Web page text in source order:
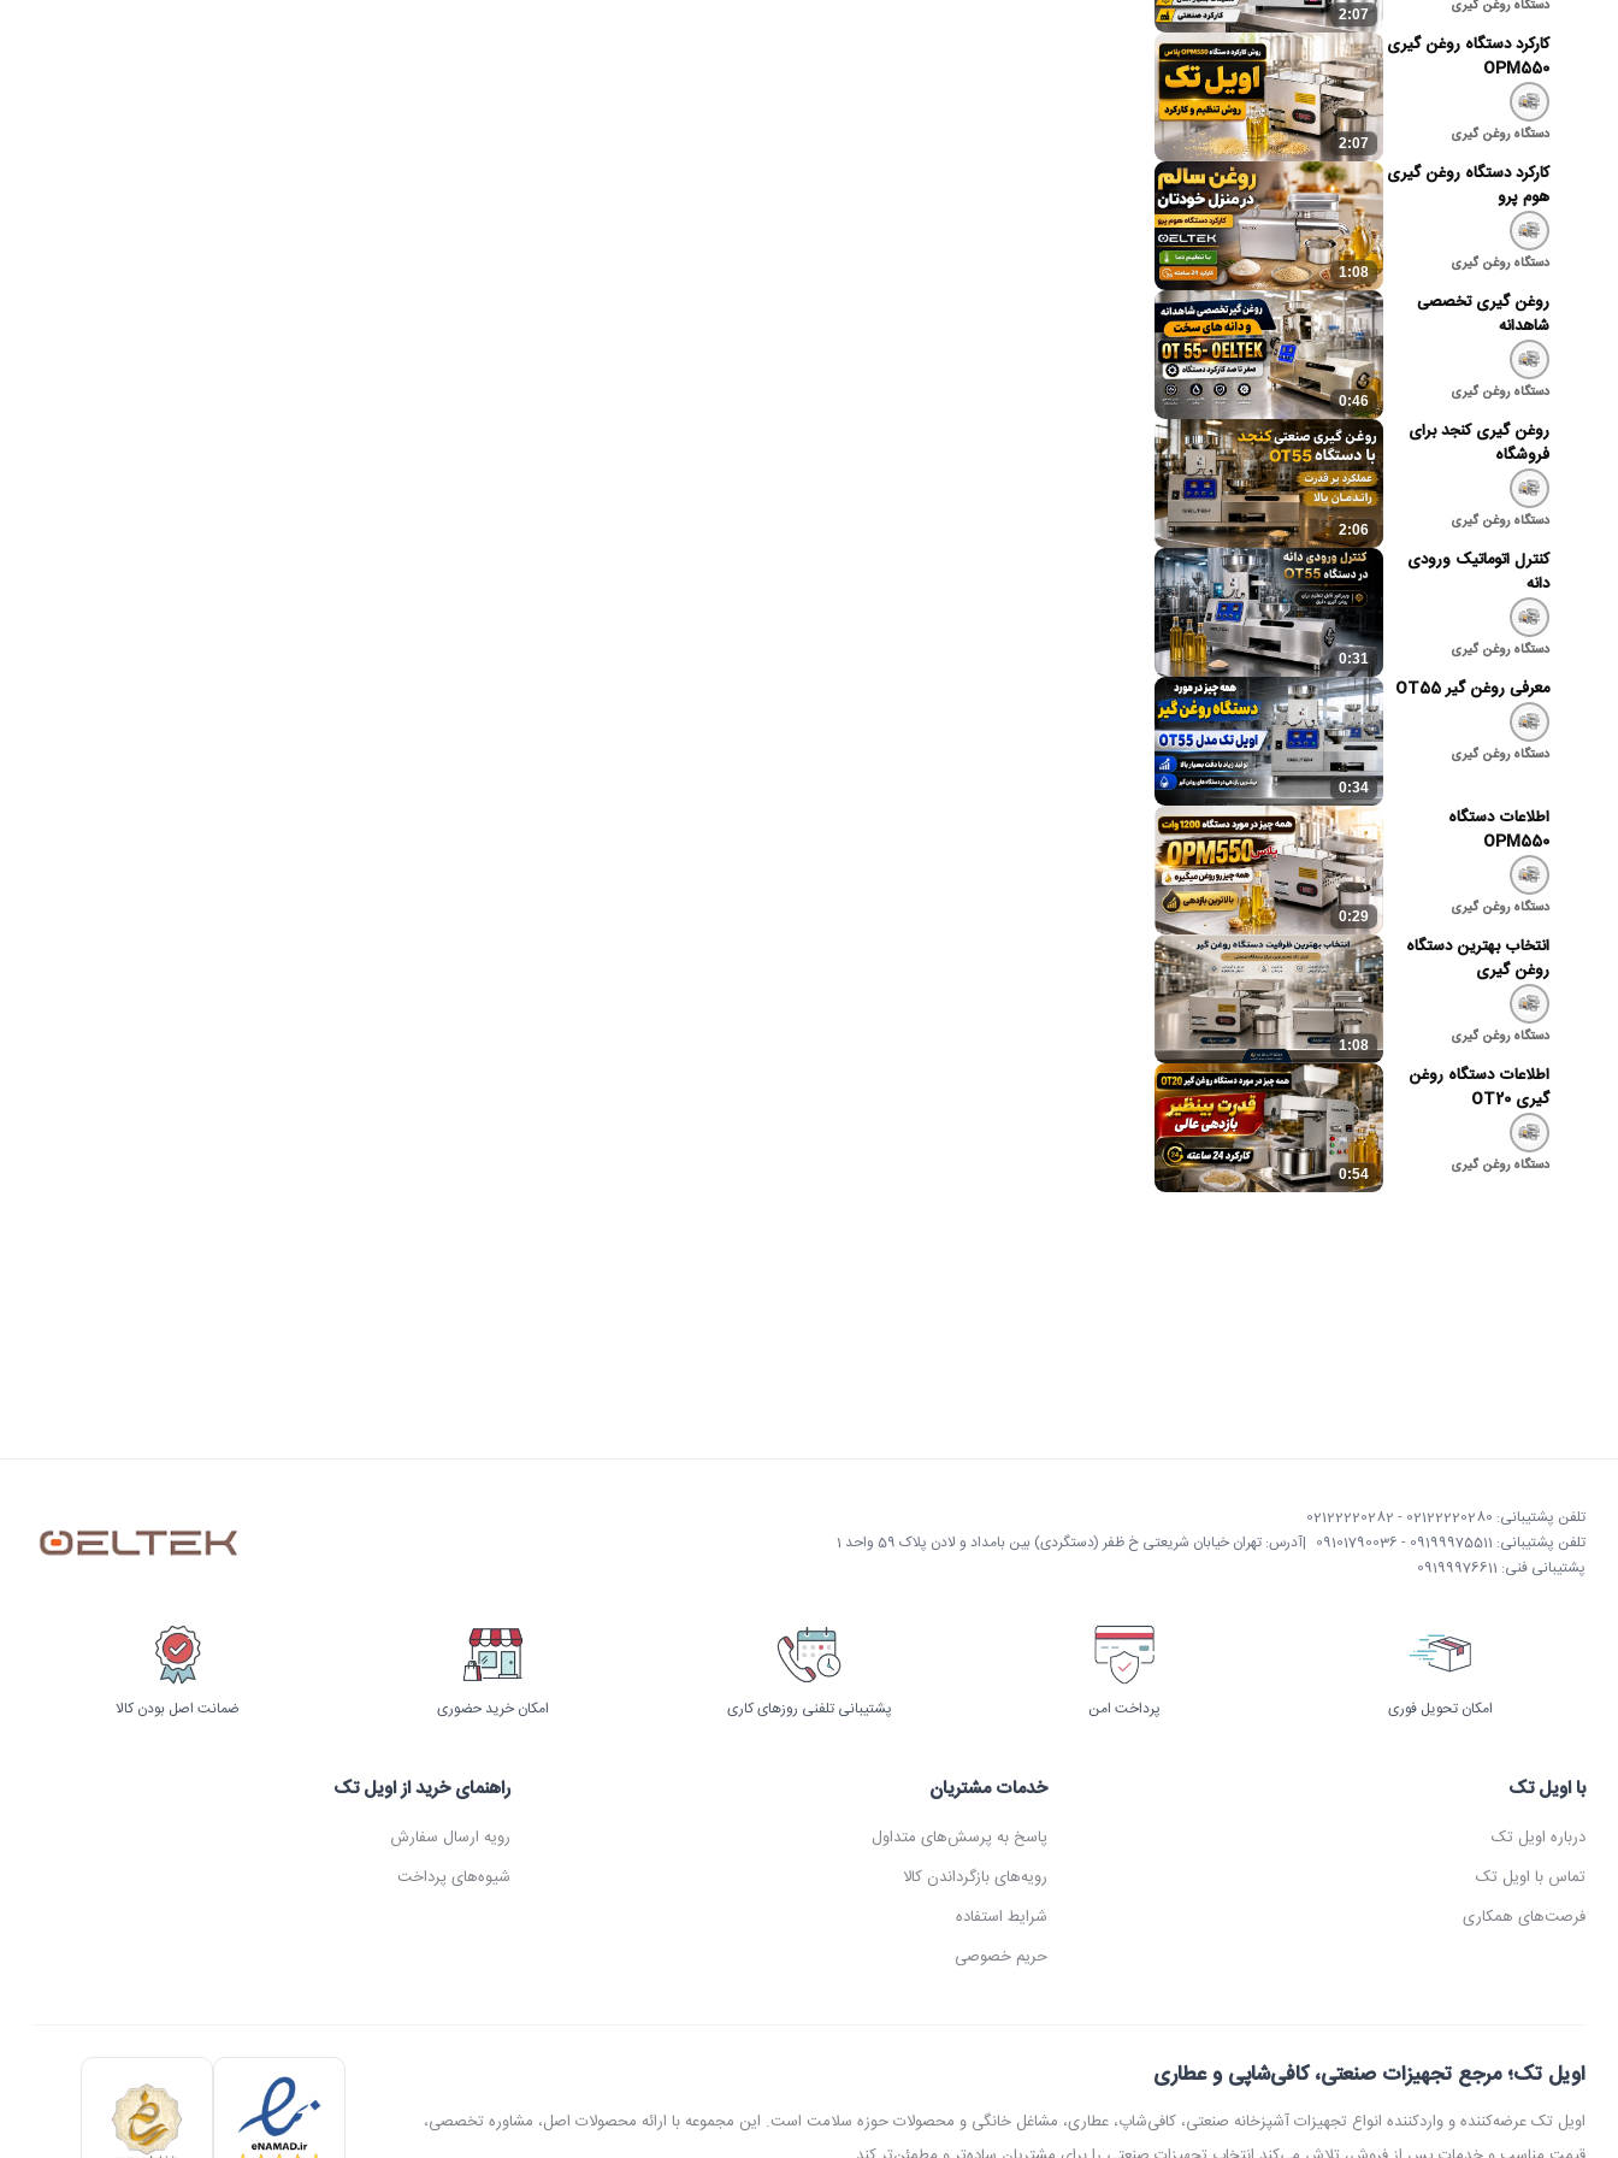
2:07 دستگاه روغن گیری
2:07
کارکرد دستگاه روغن گیری
OPM550
دستگاه روغن گیری
1:08
کارکرد دستگاه روغن گیری
هوم پرو
دستگاه روغن گیری
0:46
روغن گیری تخصصی
شاهدانه
دستگاه روغن گیری
2:06
روغن گیری کنجد برای
فروشگاه
دستگاه روغن گیری
0:31
کنترل اتوماتیک ورودی
دانه
دستگاه روغن گیری
0:34
معرفی روغن گیر OT55
دستگاه روغن گیری
0:29
اطلاعات دستگاه
OPM550
دستگاه روغن گیری
1:08
انتخاب بهترین دستگاه
روغن گیری
دستگاه روغن گیری
0:54
اطلاعات دستگاه روغن
گیری OT20
دستگاه روغن گیری
تلفن پشتیبانی: 02122220280 - 02122220282
تلفن پشتیبانی: 09199975511 - 09101790036
پشتیبانی فنی: 09199976611
|آدرس: تهران خیابان شریعتی خ ظفر (دستگردی) بین بامداد و لادن پلاک 59 واحد 1
امکان تحویل فوری پرداخت امن پشتیبانی تلفنی روزهای کاری امکان خرید حضوری ضمانت اصل بودن کالا
با اویل تک
درباره اویل تک
تماس با اویل تک
فرصت‌های همکاری
خدمات مشتریان
پاسخ به پرسش‌های متداول
رویه‌های بازگرداندن کالا
شرایط استفاده
حریم خصوصی
راهنمای خرید از اویل تک
رویه ارسال سفارش
شیوه‌های پرداخت
اویل تک؛ مرجع تجهیزات صنعتی، کافی‌شاپی و عطاری
اویل تک عرضه‌کننده و واردکننده انواع تجهیزات آشپزخانه صنعتی، کافی‌شاپ، عطاری، مشاغل خانگی و محصولات حوزه سلامت است. این مجموعه با ارائه محصولات اصل، مشاوره تخصصی،